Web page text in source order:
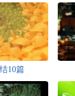
10篇